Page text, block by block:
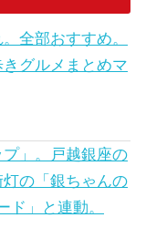
全部おすすめ。
グルメまとめマ
プ」。戸越銀座の
の「銀ちゃんの
ド」と連動。